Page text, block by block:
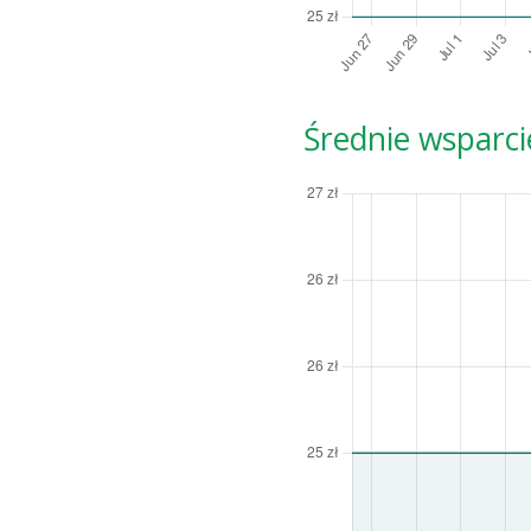
Średnie